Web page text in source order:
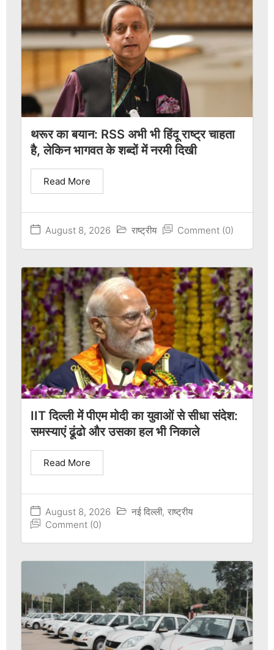
थरूर का बयान: RSS अभी भी हिंदू राष्ट्र चाहता
है, लेकिन भागवत के शब्दों में नरमी दिखी
August 8, 2026 राष्ट्रीय Comment (0)
Read More
IIT दिल्ली में पीएम मोदी का युवाओं से सीधा संदेश:
समस्याएं ढूंढो और उसका हल भी निकाले
August 8, 2026 नई दिल्ली, राष्ट्रीय
Comment (0)
Read More